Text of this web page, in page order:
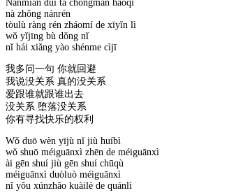
Nánmiǎn duì tā chōngmǎn hàoqí
nà zhǒng nánrén
tòulù ràng rén zháomí de xīyǐn lì
wǒ yǐjīng bù dǒng nǐ
nǐ hái xiǎng yào shénme cìjī
我多问一句 你就回避
我说没关系 真的没关系
爱跟谁就跟谁出去
没关系 堕落没关系
你有寻找快乐的权利
Wǒ duō wèn yījù nǐ jiù huíbì
wǒ shuō méiguānxì zhēn de méiguānxì
ài gēn shuí jiù gēn shuí chūqù
méiguānxì duòluò méiguānxì
nǐ yǒu xúnzhǎo kuàilè de quánlì